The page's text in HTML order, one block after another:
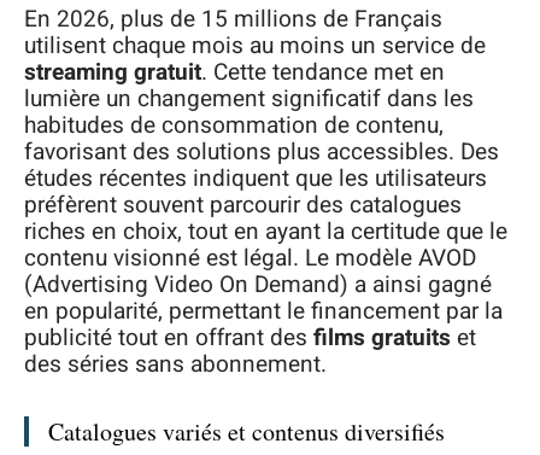
En 2026, plus de 15 millions de Français
utilisent chaque mois au moins un service de
streaming gratuit. Cette tendance met en
lumière un changement significatif dans les
habitudes de consommation de contenu,
favorisant des solutions plus accessibles. Des
études récentes indiquent que les utilisateurs
préfèrent souvent parcourir des catalogues
riches en choix, tout en ayant la certitude que le
contenu visionné est légal. Le modèle AVOD
(Advertising Video On Demand) a ainsi gagné
en popularité, permettant le financement par la
publicité tout en offrant des films gratuits et
des séries sans abonnement.
Catalogues variés et contenus diversifiés